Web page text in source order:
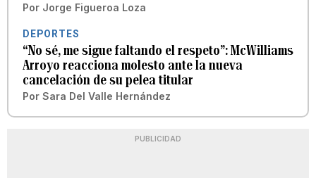
Por Jorge Figueroa Loza
DEPORTES
“No sé, me sigue faltando el respeto”: McWilliams
Arroyo reacciona molesto ante la nueva
cancelación de su pelea titular
Por Sara Del Valle Hernández
PUBLICIDAD